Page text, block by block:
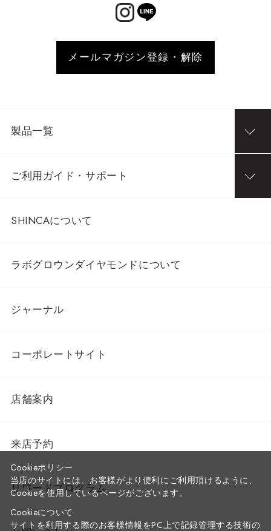
メールマガジン登録・解除
製品一覧
ご利用ガイド・サポート
SHINCAについて
ラボグロウンダイヤモンドについて
ジャーナル
コーポレートサイト
店舗案内
来店予約
リワードプログラム
Cookieポリシー
当店のサイトには、お客様がより便利にご利用頂けるように、
Cookieを使用しているページがございます。
Cookieについて
サイトを利用する際のお客様情報をPC上で記録管理する技術の